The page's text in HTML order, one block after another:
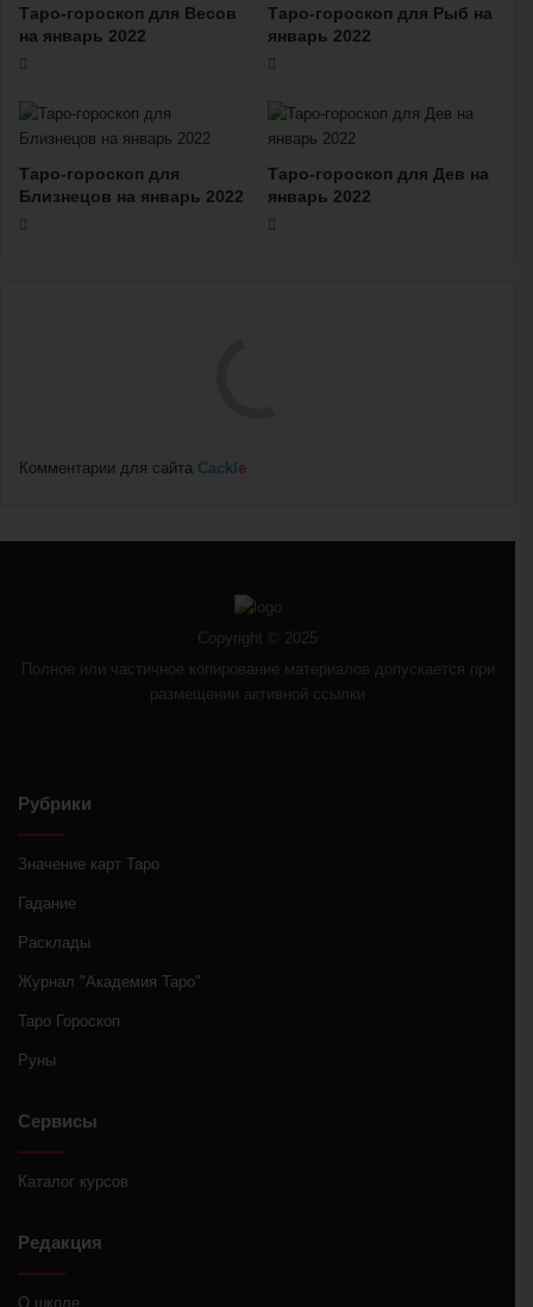
Таро-гороскоп для Весов
на январь 2022
Таро-гороскоп для Рыб на
январь 2022
Таро-гороскоп для
Близнецов на январь 2022
Таро-гороскоп для Дев на
январь 2022
Комментарии для сайта Cackl e
Copyright © 2025
Полное или частичное копирование материалов допускается при
размещении активной ссылки
Рубрики
Значение карт Таро
Гадание
Расклады
Журнал "Академия Таро"
Таро Гороскоп
Руны
Сервисы
Каталог курсов
Редакция
О школе